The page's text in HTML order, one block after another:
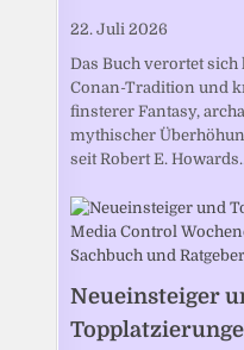
22. Juli 2026
Das Buch verortet
Conan-Tradition und
finsterer Fantasy,
mythischer
seit Robert E.
Neueinsteiger